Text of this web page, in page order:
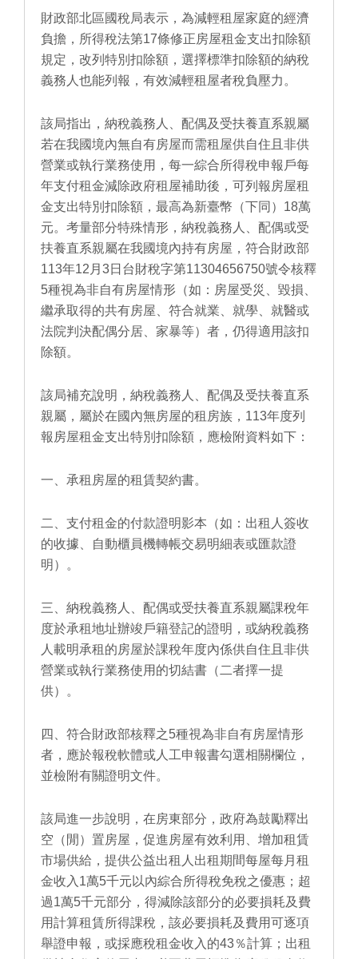
財政部北區國稅局表示，為減輕租屋家庭的經濟
負擔，所得稅法第17條修正房屋租金支出扣除額
規定，改列特別扣除額，選擇標準扣除額的納稅
義務人也能列報，有效減輕租屋者稅負壓力。
該局指出，納稅義務人、配偶及受扶養直系親屬
若在我國境內無自有房屋而需租屋供自住且非供
營業或執行業務使用，每一綜合所得稅申報戶每
年支付租金減除政府租屋補助後，可列報房屋租
金支出特別扣除額，最高為新臺幣（下同）18萬
元。考量部分特殊情形，納稅義務人、配偶或受
扶養直系親屬在我國境內持有房屋，符合財政部
113年12月3日台財稅字第11304656750號令核釋
5種視為非自有房屋情形（如：房屋受災、毀損、
繼承取得的共有房屋、符合就業、就學、就醫或
法院判決配偶分居、家暴等）者，仍得適用該扣
除額。
該局補充說明，納稅義務人、配偶及受扶養直系
親屬，屬於在國內無房屋的租房族，113年度列
報房屋租金支出特別扣除額，應檢附資料如下：
一、承租房屋的租賃契約書。
二、支付租金的付款證明影本（如：出租人簽收
的收據、自動櫃員機轉帳交易明細表或匯款證
明）。
三、納稅義務人、配偶或受扶養直系親屬課稅年
度於承租地址辦竣戶籍登記的證明，或納稅義務
人載明承租的房屋於課稅年度內係供自住且非供
營業或執行業務使用的切結書（二者擇一提
供）。
四、符合財政部核釋之5種視為非自有房屋情形
者，應於報稅軟體或人工申報書勾選相關欄位，
並檢附有關證明文件。
該局進一步說明，在房東部分，政府為鼓勵釋出
空（閒）置房屋，促進房屋有效利用、增加租賃
市場供給，提供公益出租人出租期間每屋每月租
金收入1萬5千元以內綜合所得稅免稅之優惠；超
過1萬5千元部分，得減除該部分的必要損耗及費
用計算租賃所得課稅，該必要損耗及費用可逐項
舉證申報，或採應稅租金收入的43％計算；出租